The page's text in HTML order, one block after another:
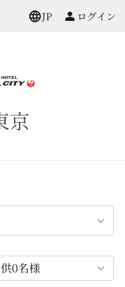
JP ログイン
京
0名様